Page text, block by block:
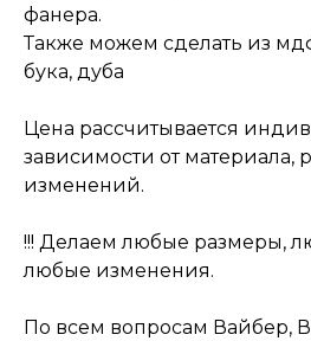
фанера.
Также можем сделать из
бука, дуба
Цена рассчитывается
зависимости от материала,
изменений.
!!! Делаем любые размеры,
любые изменения.
По всем вопросам Вайбер,